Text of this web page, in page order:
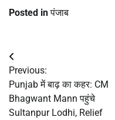
Posted inपंजाब
Post
navigation
Previous:
Punjab में बाढ़ का कहर: CM
Bhagwant Mann पहुंचे
Sultanpur Lodhi, Relief